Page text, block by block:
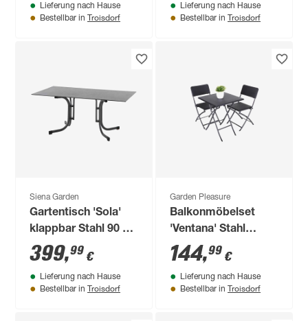
Lieferung nach Hause
Bestellbar in Troisdorf
Lieferung nach Hause
Bestellbar in Troisdorf
Siena Garden
Gartentisch 'Sola'
klappbar Stahl 90 x
70 x 160 cm
399,99 €
Lieferung nach Hause
Bestellbar in Troisdorf
Garden Pleasure
Balkonmöbelset
'Ventana' Stahl
schwarz 3-teilig
144,99 €
Lieferung nach Hause
Bestellbar in Troisdorf